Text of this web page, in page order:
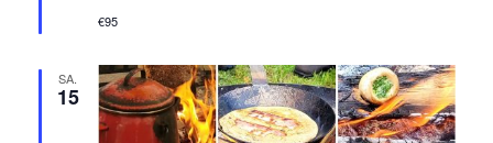
€95
SA.
15